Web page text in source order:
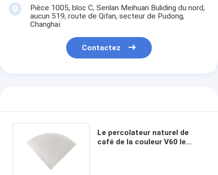
Pièce 1005, bloc C, Senlan Meihuan Buliding du nord,
aucun 519, route de Qifan, secteur de Pudong,
Changhaï
Contactez
Le percolateur naturel de
café de la couleur V60 le